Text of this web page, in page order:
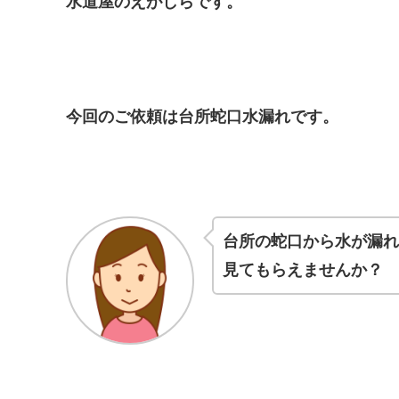
今回のご依頼は台所蛇口水漏れです。
台所の蛇口から水が漏
見てもらえませんか？